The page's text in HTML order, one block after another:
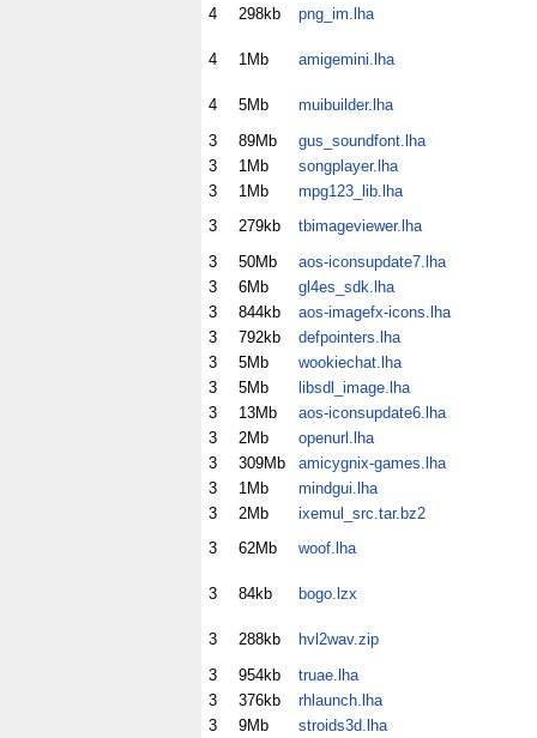
4
298kb png_im.lha
4 1Mb amigemini.lha
4 5Mb
muibuilder.lha
3
89Mb
gus_soundfont.lha
3
1Mb
songplayer.lha
3
1Mb
mpg123_lib.lha
3
279kb
tbimageviewer.lha
3
50Mb
aos-iconsupdate7.lha
3
6Mb
gl4es_sdk.lha
3
844kb
aos-imagefx-icons.lha
3
792kb
defpointers.lha
3
5Mb
wookiechat.lha
3
5Mb
libsdl_image.lha
3
13Mb
aos-iconsupdate6.lha
3
2Mb
openurl.lha
3
309Mb
amicygnix-games.lha
3
1Mb
mindgui.lha
3
2Mb
ixemul_src.tar.bz2
3
62Mb woof.lha
3 84kb bogo.lzx
3 288kb
hvl2wav.zip
3
954kb
truae.lha
3
376kb
rhlaunch.lha
3
9Mb
stroids3d.lha